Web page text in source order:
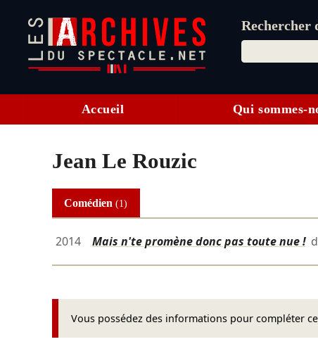
Rechercher
Accueil Qui sommes-
Jean Le Rouzic
Comédien(1)
2014 Mais n'te promène donc pas toute nue !
Vous possédez des informations pour compléter